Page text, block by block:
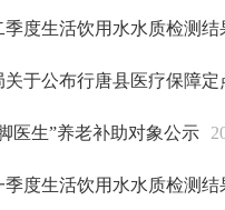
季度生活饮用水水质检测结
于公布行唐县医疗保障
医生”养老补助对象公示
季度生活饮用水水质检测结